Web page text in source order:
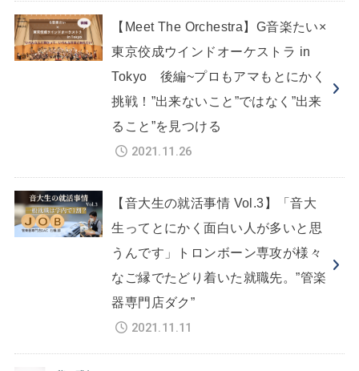
【Meet The Orchestra】G音楽たい×
東京佼成ウインドオーケストラ in
Tokyo 後編~プロもアマもとにかく
挑戦！”出来ないこと”ではなく”出来
ること”を見つける
2021.11.26
【音大生の就活事情 Vol.3】「音大
生ってとにかく面白い人が多いと思
うんです」トロンボーン専攻が様々
なご縁でたどり着いた就職先。”管楽
器専門店ダク”
2021.11.11